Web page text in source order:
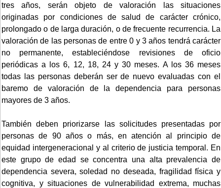
tres años, serán objeto de valoración las situaciones
originadas por condiciones de salud de carácter crónico,
prolongado o de larga duración, o de frecuente recurrencia. La
valoración de las personas de entre 0 y 3 años tendrá carácter
no permanente, estableciéndose revisiones de oficio
periódicas a los 6, 12, 18, 24 y 30 meses. A los 36 meses
todas las personas deberán ser de nuevo evaluadas con el
baremo de valoración de la dependencia para personas
mayores de 3 años.
También deben priorizarse las solicitudes presentadas por
personas de 90 años o más, en atención al principio de
equidad intergeneracional y al criterio de justicia temporal. En
este grupo de edad se concentra una alta prevalencia de
dependencia severa, soledad no deseada, fragilidad física y
cognitiva, y situaciones de vulnerabilidad extrema, muchas